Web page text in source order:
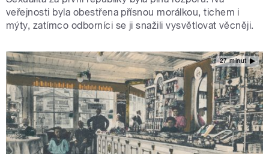
veřejnosti byla obestřena přísnou morálkou, tichem i
mýty, zatímco odborníci se ji snažili vysvětlovat věcněji.
27 minut